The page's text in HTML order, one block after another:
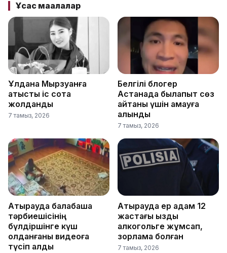
Ұқсас мақалалар
Ұлдана Мырзуанға
қатысты іс сотқа
жолданды
7 тамыз, 2026
Белгілі блогер
Астанада былапыт сөз
айтқаны үшін қамауға
алынды
7 тамыз, 2026
Атырауда балабақша
тәрбиешісінің
бүлдіршінге күш
қолданғаны видеоға
түсіп қалды
Атырауда ер адам 12
жастағы қызды
алкогольге жұмсап,
зорламақ болған
7 тамыз, 2026